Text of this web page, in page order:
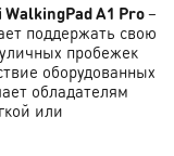
WalkingPad A1 Pro–
поддержать свою
пробежек
оборудованных
обладателям
или